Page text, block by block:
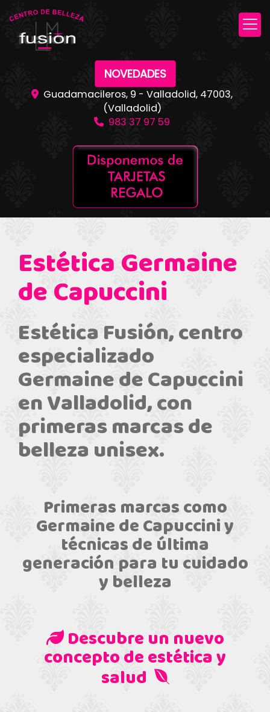
NOVEDADES
Guadamacileros, 9 - Valladolid, 47003,
(Valladolid)
983 37 97 59
Estética Germaine
de Capuccini
Estética Fusión, centro
especializado
Germaine de Capuccini
en Valladolid, con
primeras marcas de
belleza unisex.
Primeras marcas como
Germaine de Capuccini y
técnicas de última
generación para tu cuidado
y belleza
Descubre un nuevo
concepto de estética y
salud